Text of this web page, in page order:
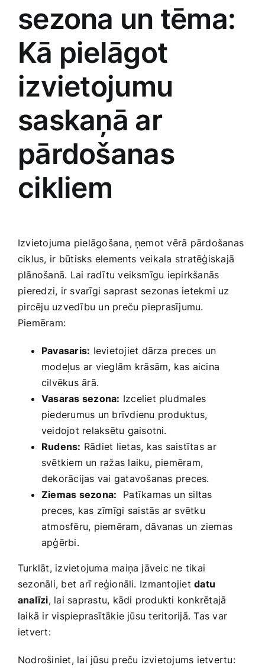
sezona un tēma:
Kā pielāgot
‌izvietojumu
saskaņā ar
pārdošanas
cikliem
Izvietojuma pielāgošana,‌ ņemot vērā pārdošanas
ciklus,⁤ ir‍ būtisks elements veikala‌ stratēģiskajā
plānošanā.‌ Lai radītu veiksmīgu iepirkšanās
⁢pieredzi, ir svarīgi ‍saprast sezonas ietekmi uz
⁣pircēju uzvedību un preču pieprasījumu.
Piemēram:
Pavasaris: Ievietojiet dārza preces un
modeļus ar vieglām⁣ krāsām, kas aicina
cilvēkus ārā.
Vasaras sezona: Izceliet pludmales
piederumus un brīvdienu produktus,⁣
veidojot relaksētu gaisotni.
Rudens: Rādiet lietas, kas⁣ saistītas ⁤ar
svētkiem un ‍ražas laiku, piemēram,
dekorācijas vai gatavošanas ⁣preces.
Ziemas sezona: ⁣ Patīkamas ‍un siltas
preces, kas zīmīgi⁢ saistās ar svētku
atmosfēru, piemēram, dāvanas un ziemas
apģērbi.
Turklāt, izvietojuma maiņa jāveic ne tikai
sezonāli, bet arī reģionāli. ⁢Izmantojietdatu
analīzi, ‌lai saprastu, kādi produkti konkrētajā​
laikā​ ir ‍vispieprasītākie jūsu teritorijā. Tas ‍var
ietvert:
Nodrošiniet, lai jūsu preču‍ izvietojums ietvertu: